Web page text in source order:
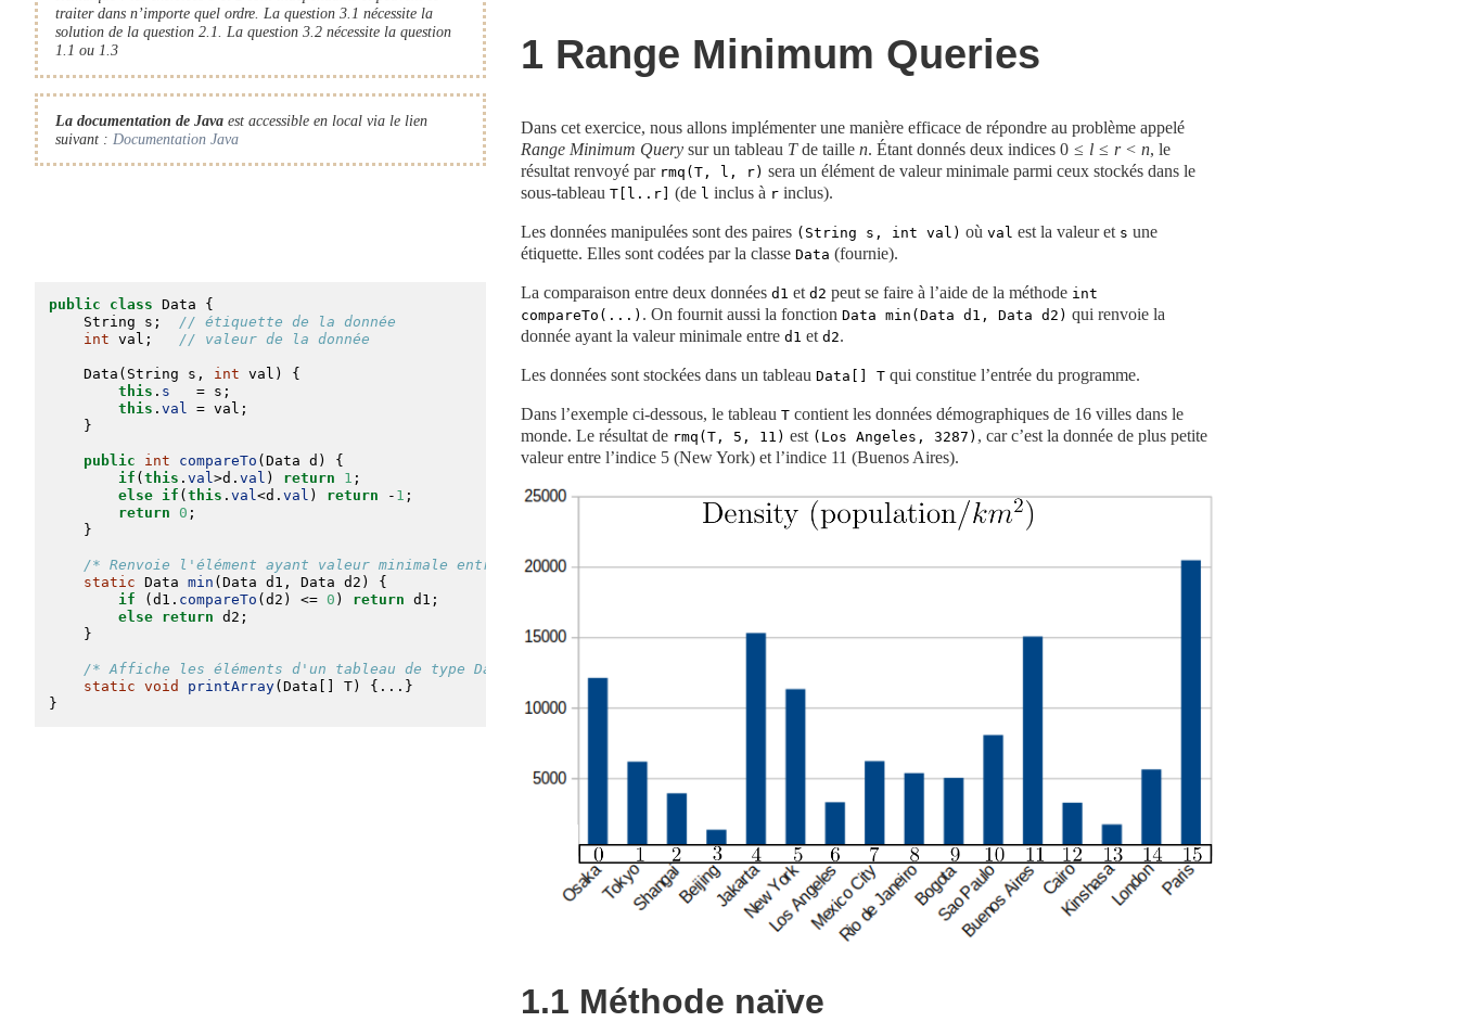
traiter dans n’importe quel ordre. La question 3.1 nécessite la
solution de la question 2.1. La question 3.2 nécessite la question
1.1 ou 1.3
La documentation de Java est accessible en local via le lien
suivant : Documentation Java
1 Range Minimum Queries
Dans cet exercice, nous allons implémenter une manière efficace de répondre au problème appelé
Range Minimum Query sur un tableau Tde taille n. Étant donnés deux indices 0 ≤ l ≤ r< n, le
résultat renvoyé par rmq(T, l, r) sera un élément de valeur minimale parmi ceux stockés dans le
sous-tableau T[l..r] (de l inclus à r inclus).
Les données manipulées sont des paires (String s, int val) où val est la valeur et s une
étiquette. Elles sont codées par la classe Data (fournie).
public class Data {
String s; // étiquette de la donnée
int val; // valeur de la donnée
Data ( String s, int val) {
this . s
   = s;
this . val = val;
    }
public int compareTo ( Data d) {
if ( this . val>d. val ) return 1 ;
else if ( this . val<d. val ) return - 1 ;
return 0 ;
    }
/* Renvoie l'élément ayant valeur minimale entre d1 et d2 */
static Data min ( Data d1, Data d2) {
if (d1. compareTo (d2) <= 0 ) return d1;
else return d2;
    }
/* Affiche les éléments d'un tableau de type Data[] */
static void printArray( Data [] T) {...}
}
La comparaison entre deux données d1 et d2 peut se faire à l’aide de la méthode int
compareTo(...) . On fournit aussi la fonction Data min(Data d1, Data d2) qui renvoie la
donnée ayant la valeur minimale entre d1 et d2.
Les données sont stockées dans un tableau Data[] T qui constitue l’entrée du programme.
Dans l’exemple ci-dessous, le tableau T contient les données démographiques de 16 villes dans le
monde. Le résultat de rmq(T, 5, 11) est (Los Angeles, 3287) , car c’est la donnée de plus petite
valeur entre l’indice 5 (New York) et l’indice 11 (Buenos Aires).
1.1 Méthode naïve